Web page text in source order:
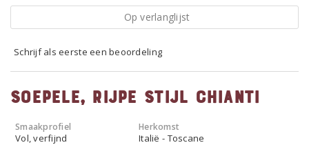
Op verlanglijst
Schrijf als eerste een beoordeling
Soepele, rijpe stijl Chianti
Smaakprofiel
Vol, verfijnd
Herkomst
Italië - Toscane